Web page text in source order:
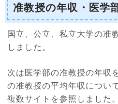
准教授の年収・医学
国立、公立、私立大学の准
しました。
次は医学部の准教授の年収
の准教授の平均年収につい
複数サイトを参照しました。